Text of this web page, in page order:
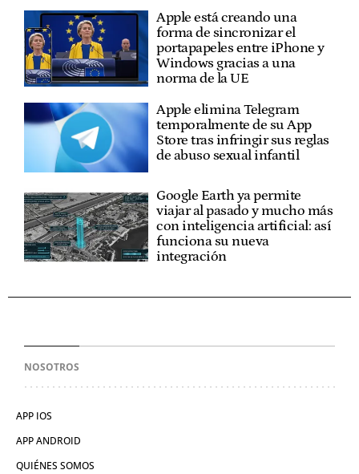
Apple está creando una
forma de sincronizar el
portapapeles entre iPhone y
Windows gracias a una
norma de la UE
Apple elimina Telegram
temporalmente de su App
Store tras infringir sus reglas
de abuso sexual infantil
Google Earth ya permite
viajar al pasado y mucho más
con inteligencia artificial: así
funciona su nueva
integración
NOSOTROS
APP IOS
APP ANDROID
QUIÉNES SOMOS